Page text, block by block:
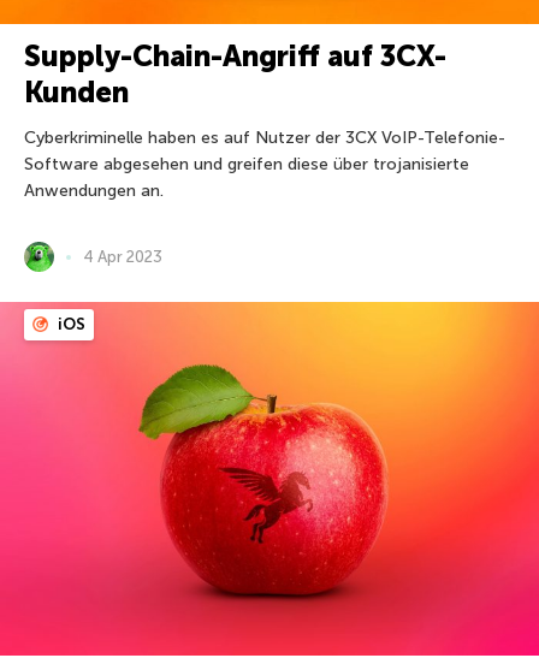
Supply-Chain-Angriff auf 3CX-
Kunden
Cyberkriminelle haben es auf Nutzer der 3CX VoIP-Telefonie-
Software abgesehen und greifen diese über trojanisierte
Anwendungen an.
4 Apr 2023
iOS